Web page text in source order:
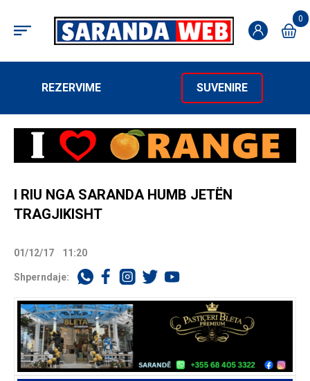
0
REZERVIME SUVENIRE
I RIU NGA SARANDA HUMB JETËN
TRAGJIKISHT
01/12/17 11:20
Shperndaje: